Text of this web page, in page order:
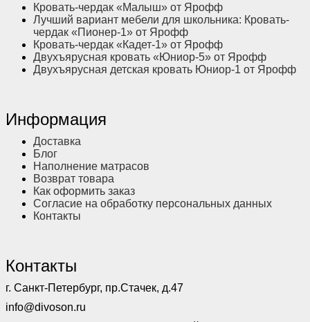
Кровать-чердак «Малыш» от Ярофф
Лучший вариант мебели для школьника: Кровать-
чердак «Пионер-1» от Ярофф
Кровать-чердак «Кадет-1» от Ярофф
Двухъярусная кровать «Юниор-5» от Ярофф
Двухъярусная детская кровать Юниор-1 от Ярофф
Информация
Доставка
Блог
Наполнение матрасов
Возврат товара
Как оформить заказ
Согласие на обработку персональных данных
Контакты
Контакты
г. Санкт-Петербург, пр.Стачек, д.47
info@divoson.ru